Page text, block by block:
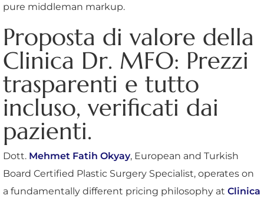
pure middleman markup.
Proposta di valore della
Clinica Dr. MFO: Prezzi
trasparenti e tutto
incluso, verificati dai
pazienti.
Dott. Mehmet Fatih Okyay, European and Turkish
Board Certified Plastic Surgery Specialist, operates on
a fundamentally different pricing philosophy at Clinica